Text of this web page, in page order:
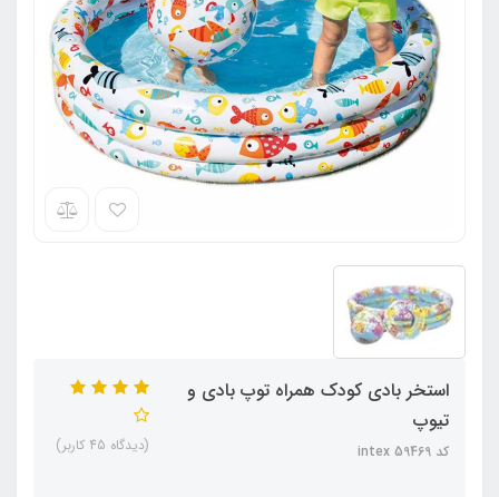
استخر بادی کودک همراه توپ بادی و
تیوپ
کد intex 59469 (دیدگاه 45 کاربر)